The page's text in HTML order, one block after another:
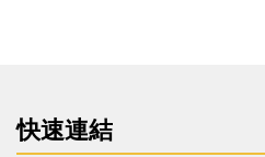
快速連結